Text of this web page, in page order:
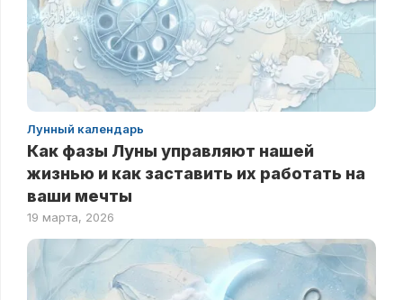
Лунный календарь
Как фазы Луны управляют нашей
жизнью и как заставить их работать на
ваши мечты
19 марта, 2026